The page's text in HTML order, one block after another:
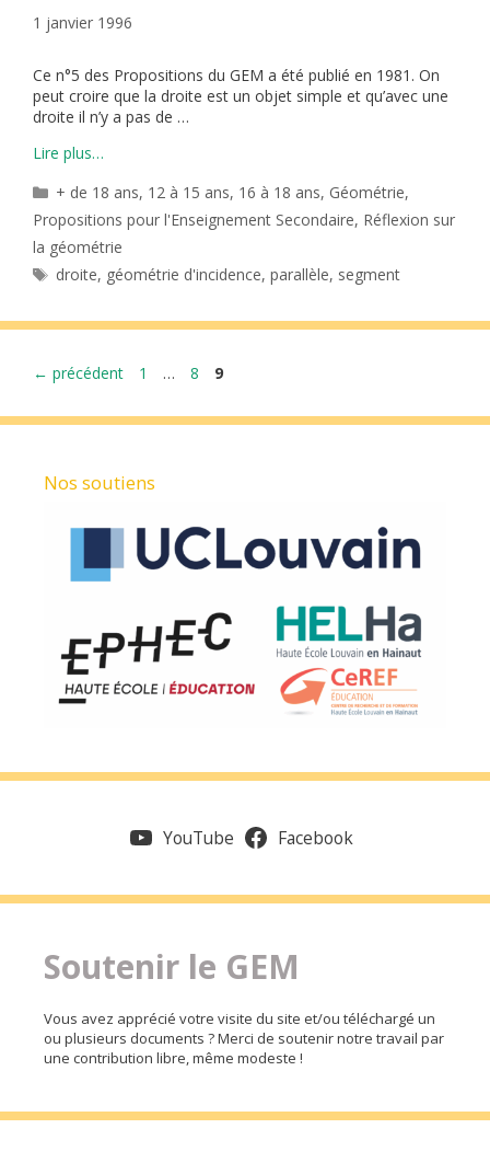
1 janvier 1996
Ce n°5 des Propositions du GEM a été publié en 1981. On
peut croire que la droite est un objet simple et qu’avec une
droite il n’y a pas de …
Lire plus…
Catégories
+ de 18 ans, 12 à 15 ans, 16 à 18 ans, Géométrie,
Propositions pour l'Enseignement Secondaire, Réflexion sur
la géométrie
Étiquettes
droite, géométrie d'incidence,parallèle, segment
← précédent Page
1 … Page
8 Page
9
Nos soutiens
YouTube Facebook
Soutenir le GEM
Vous avez apprécié votre visite du site et/ou téléchargé un
ou plusieurs documents ? Merci de soutenir notre travail par
une contribution libre, même modeste !